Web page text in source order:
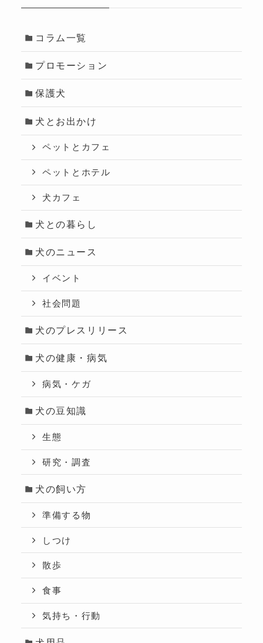
コラム一覧
プロモーション
保護犬
犬とお出かけ
ペットとカフェ
ペットとホテル
犬カフェ
犬との暮らし
犬のニュース
イベント
社会問題
犬のプレスリリース
犬の健康・病気
病気・ケガ
犬の豆知識
生態
研究・調査
犬の飼い方
準備する物
しつけ
散歩
食事
気持ち・行動